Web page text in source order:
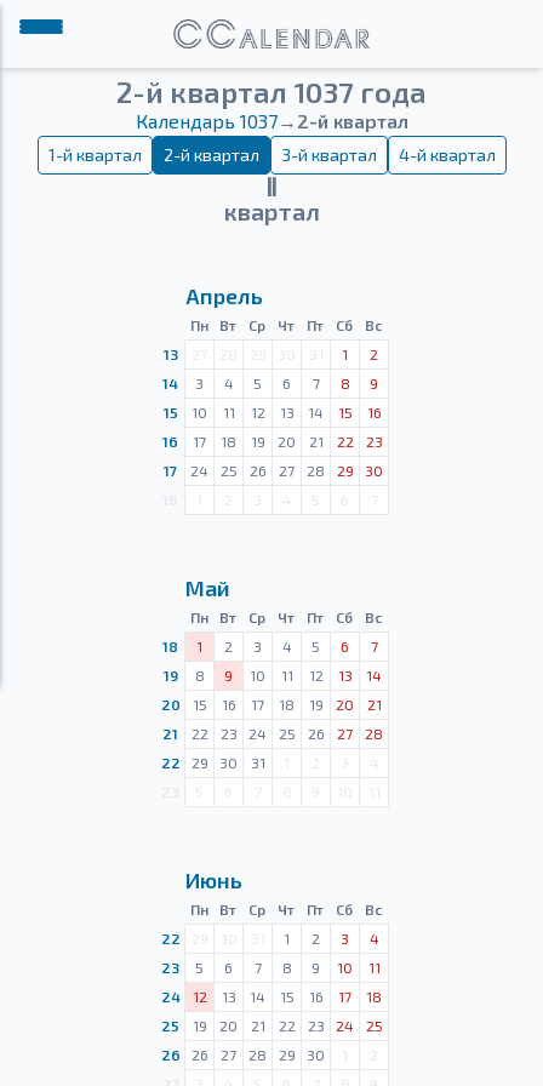
2-й квартал 1037 года
Календарь 1037→ 2-й квартал
1-й квартал 2-й квартал 3-й квартал 4-й квартал
Ⅱ
квартал
Апрель
Пн Вт Ср Чт Пт Сб
Вс
13
27 28 29 30 31 1
2
14
3 4 5 6 7 8
9
15
10 11 12 13 14 15
16
16
17 18 19 20 21 22
23
17
24 25 26 27 28 29
30
1 2 3 4 5 6 7
Май
Пн Вт Ср Чт Пт Сб
Вс
18
1 2 3 4 5 6
7
19
8 9 10 11 12 13
14
20
15 16 17 18 19 20
21
21
22 23 24 25 26 27
28
22
29 30 31 1 2 3
4
5 6 7 8 9 10 11
Июнь
Пн Вт Ср Чт Пт Сб
Вс
22
29 30 31 1 2 3
4
23
5 6 7 8 9 10
11
24
12 13 14 15 16 17
18
25
19 20 21 22 23 24
25
26
26 27 28 29 30 1
2